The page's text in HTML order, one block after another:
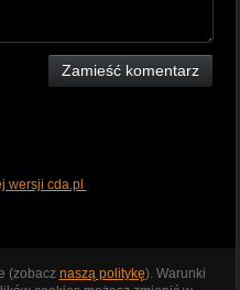
Zamieść komentarz
wersji cda.pl
(zobacz naszą politykę). Warunki